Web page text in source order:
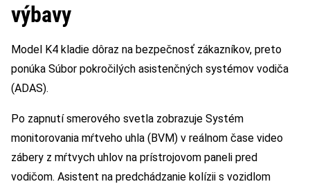
výbavy
Model K4 kladie dôraz na bezpečnosť zákazníkov, preto
ponúka Súbor pokročilých asistenčných systémov vodiča
(ADAS).
Po zapnutí smerového svetla zobrazuje Systém
monitorovania mŕtveho uhla (BVM) v reálnom čase video
zábery z mŕtvych uhlov na prístrojovom paneli pred
vodičom. Asistent na predchádzanie kolízii s vozidlom